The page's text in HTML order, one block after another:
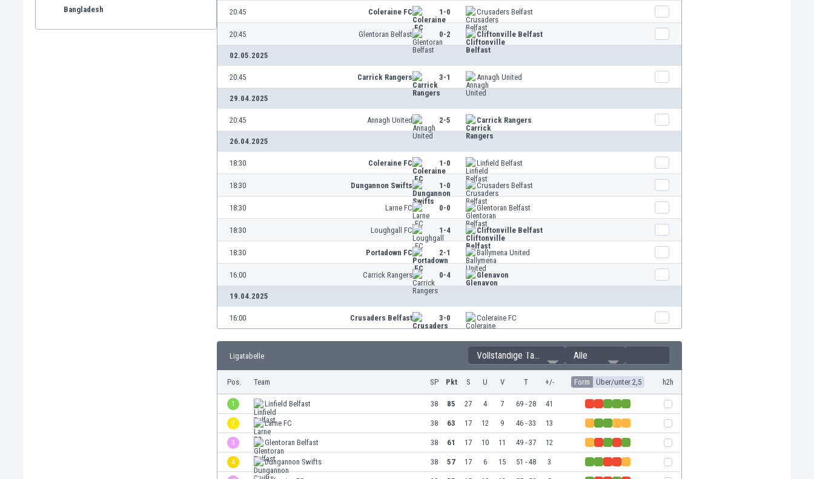
Bangladesh
20:45 Coleraine FC 1-0 Crusaders Belfast
20:45 Glentoran Belfast 0-2 Cliftonville Belfast
02.05.2025
20:45 Carrick Rangers 3-1 Annagh United
29.04.2025
20:45 Annagh United 2-5 Carrick Rangers
26.04.2025
18:30 Coleraine FC 1-0 Linfield Belfast
18:30 Dungannon Swifts 1-0 Crusaders Belfast
18:30 Larne FC 0-0 Glentoran Belfast
18:30 Loughgall FC 1-4 Cliftonville Belfast
18:30 Portadown FC 2-1 Ballymena United
16:00 Carrick Rangers 0-4 Glenavon
19.04.2025
16:00 Crusaders Belfast 3-0 Coleraine FC
Ligatabelle Vollständige Tabelle Alle
Pos. Team SP Pkt S U V T +/- Form Über/unter 2,5 h2h
1 Linfield Belfast 38 85 27 4 7 69 - 28 41
2 Larne FC 38 63 17 12 9 46 - 33 13
3 Glentoran Belfast 38 61 17 10 11 49 - 37 12
4 Dungannon Swifts 38 57 17 6 15 51 - 48 3